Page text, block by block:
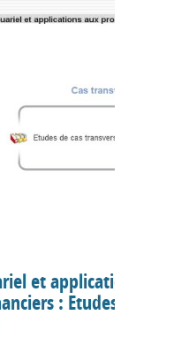
et applications aux
: Etudes de cas